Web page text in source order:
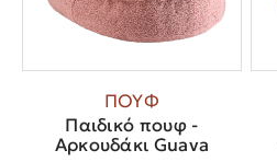
ΠΟΥΦ
Παιδικό πουφ -
Αρκουδάκι Guava